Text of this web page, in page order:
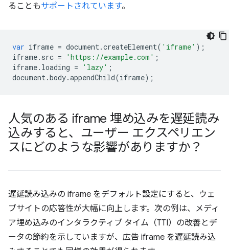
ることもサポートされています。
var iframe = document.createElement( 'iframe' );
iframe. src = 'https://example.com' ;
iframe. loading = 'lazy' ;
document.body.appendChild(iframe);
人気のある iframe 埋め込みを遅延読み
込みすると、ユーザー エクスペリエン
スにどのような影響がありますか？
遅延読み込みの iframe をデフォルト設定にすると、ウェ
ブサイトの応答性が大幅に向上します。次の例は、メディ
ア埋め込みのインタラクティブ タイム（TTI）の改善とデ
ータの節約を示していますが、広告 iframe を遅延読み込